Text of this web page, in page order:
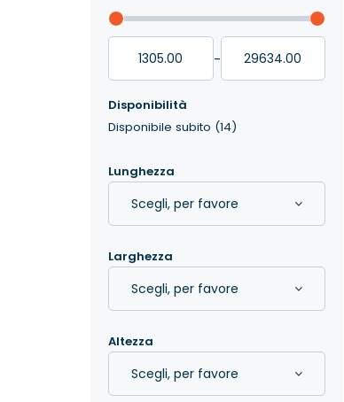
-
Disponibilità
Disponibile subito (14)
Lunghezza
Scegli, per favore
Larghezza
Scegli, per favore
Altezza
Scegli, per favore